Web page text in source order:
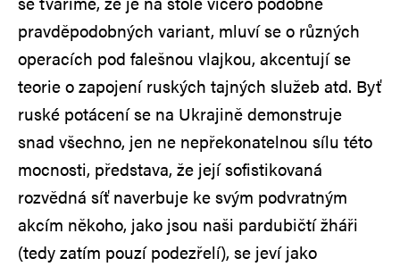
pravděpodobných variant, mluví se o různých
operacích pod falešnou vlajkou, akcentují se
teorie o zapojení ruských tajných služeb atd. Byť
ruské potácení se na Ukrajině demonstruje
snad všechno, jen ne nepřekonatelnou sílu této
mocnosti, představa, že její sofistikovaná
rozvědná síť naverbuje ke svým podvratným
akcím někoho, jako jsou naši pardubičtí žháři
(tedy zatím pouzí podezřelí), se jeví jako